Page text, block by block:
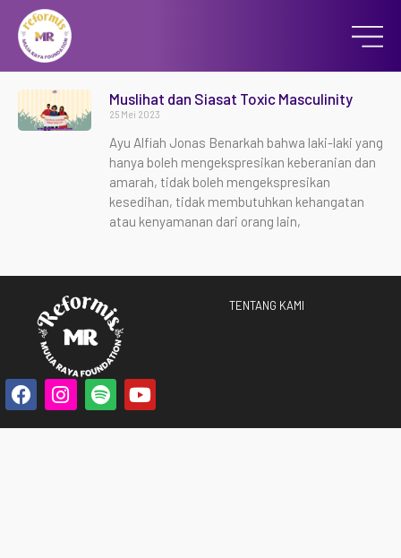
Muslihat dan Siasat Toxic Masculinity
25 Mei 2023
Ayu Alfiah Jonas Benarkah bahwa laki-laki yang
hanya boleh mengekspresikan keberanian dan
amarah, tidak boleh mengekspresikan
kesedihan, tidak membutuhkan kehangatan
atau kenyamanan dari orang lain,
TENTANG KAMI